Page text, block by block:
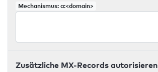
Mechanismus: a:<domain>
Zusätzliche MX-Records autorisieren